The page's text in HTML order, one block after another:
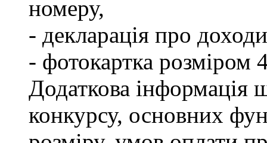
номеру,
- декларація про
- фотокартка розміром
Додаткова інформація
конкурсу, основних